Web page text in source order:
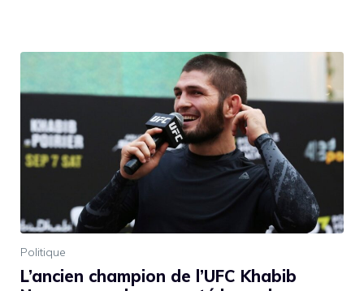
Politique
L’ancien champion de l’UFC Khabib